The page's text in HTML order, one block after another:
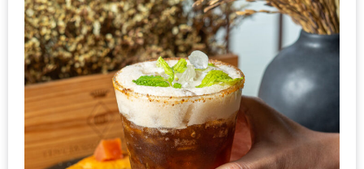
ขา
กิน
โดย
เฉพาะ
อิ่ม
ไม่
อั้น